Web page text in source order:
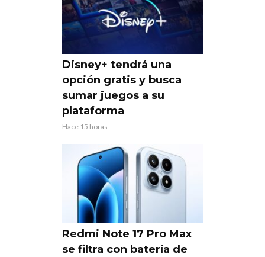
Disney+ tendrá una
opción gratis y busca
sumar juegos a su
plataforma
Hace 15 horas
Redmi Note 17 Pro Max
se filtra con batería de